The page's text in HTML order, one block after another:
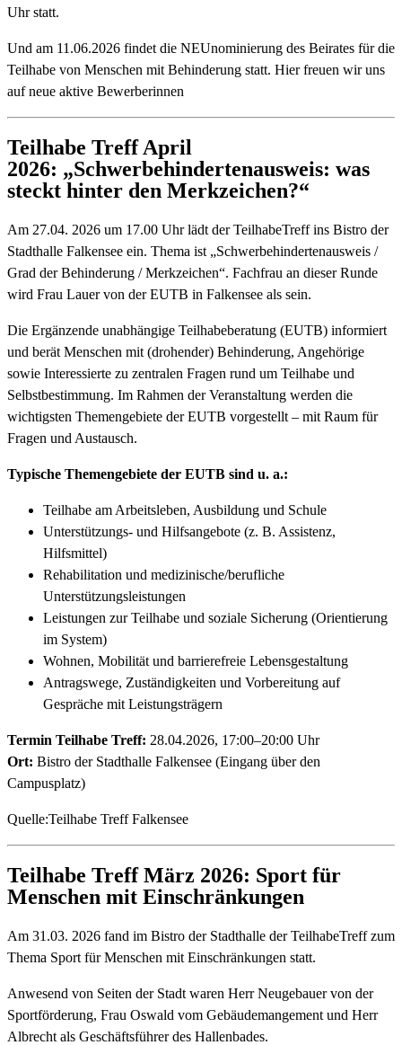
Uhr statt.
Und am 11.06.2026 findet die NEUnominierung des Beirates für die
Teilhabe von Menschen mit Behinderung statt. Hier freuen wir uns
auf neue aktive Bewerberinnen
Teilhabe Treff April
2026: „Schwerbehindertenausweis: was
steckt hinter den Merkzeichen?“
Am 27.04. 2026 um 17.00 Uhr lädt der TeilhabeTreff ins Bistro der
Stadthalle Falkensee ein. Thema ist „Schwerbehindertenausweis /
Grad der Behinderung / Merkzeichen“. Fachfrau an dieser Runde
wird Frau Lauer von der EUTB in Falkensee als sein.
Die Ergänzende unabhängige Teilhabeberatung (EUTB) informiert
und berät Menschen mit (drohender) Behinderung, Angehörige
sowie Interessierte zu zentralen Fragen rund um Teilhabe und
Selbstbestimmung. Im Rahmen der Veranstaltung werden die
wichtigsten Themengebiete der EUTB vorgestellt – mit Raum für
Fragen und Austausch.
Typische Themengebiete der EUTB sind u. a.:
Teilhabe am Arbeitsleben, Ausbildung und Schule
Unterstützungs- und Hilfsangebote (z. B. Assistenz,
Hilfsmittel)
Rehabilitation und medizinische/berufliche
Unterstützungsleistungen
Leistungen zur Teilhabe und soziale Sicherung (Orientierung
im System)
Wohnen, Mobilität und barrierefreie Lebensgestaltung
Antragswege, Zuständigkeiten und Vorbereitung auf
Gespräche mit Leistungsträgern
Termin Teilhabe Treff: 28.04.2026, 17:00–20:00 Uhr
Ort: Bistro der Stadthalle Falkensee (Eingang über den
Campusplatz)
Quelle:Teilhabe Treff Falkensee
Teilhabe Treff März 2026: Sport für
Menschen mit Einschränkungen
Am 31.03. 2026 fand im Bistro der Stadthalle der TeilhabeTreff zum
Thema Sport für Menschen mit Einschränkungen statt.
Anwesend von Seiten der Stadt waren Herr Neugebauer von der
Sportförderung, Frau Oswald vom Gebäudemangement und Herr
Albrecht als Geschäftsführer des Hallenbades.